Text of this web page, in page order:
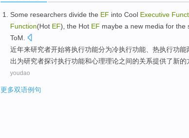
Some researchers divide the EF into Cool Executive
Function(Hot EF), the Hot EF maybe a new media for the
ToM.
近年来研究者开始将执行功能分为冷执行功能、 热执行功能
出为研究者探讨执行功能和心理理论之间的关系提供了新的
youdao
更多双语例句